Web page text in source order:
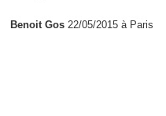
Benoit Gos 22/05/2015 à Paris